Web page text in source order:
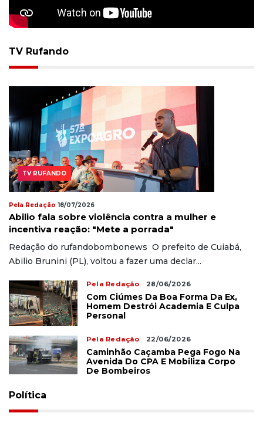
TV Rufando
TV RUFANDO
Pela Redação 18/07/2026
Abilio fala sobre violência contra a mulher e
incentiva reação: "Mete a porrada"
Redação do rufandobombonews O prefeito de Cuiabá,
Abilio Brunini (PL), voltou a fazer uma declar...
Pela Redação 28/06/2026
Com Ciúmes Da Boa Forma Da Ex,
Homem Destrói Academia E Culpa
Personal
Pela Redação 22/06/2026
Caminhão Caçamba Pega Fogo Na
Avenida Do CPA E Mobiliza Corpo
De Bombeiros
Política